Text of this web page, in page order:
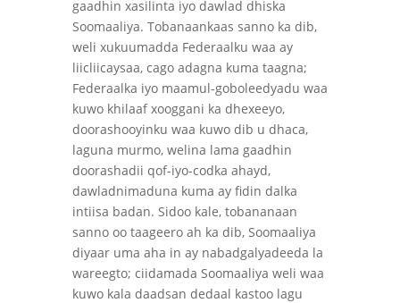
gaadhin xasilinta iyo dawlad dhiska
Soomaaliya. Tobanaankaas sanno ka dib,
weli xukuumadda Federaalku waa ay
liicliicaysaa, cago adagna kuma taagna;
Federaalka iyo maamul-goboleedyadu waa
kuwo khilaaf xooggani ka dhexeeyo,
doorashooyinku waa kuwo dib u dhaca,
laguna murmo, welina lama gaadhin
doorashadii qof-iyo-codka ahayd,
dawladnimaduna kuma ay fidin dalka
intiisa badan. Sidoo kale, tobananaan
sanno oo taageero ah ka dib, Soomaaliya
diyaar uma aha in ay nabadgalyadeeda la
wareegto; ciidamada Soomaaliya weli waa
kuwo kala daadsan dedaal kastoo lagu